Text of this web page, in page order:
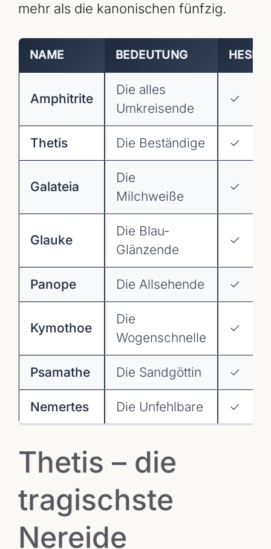
mehr als die kanonischen fünfzig.
NAME BEDEUTUNG
Amphitrite
Die alles
Umkreisende
✓
Thetis Die Beständige ✓
Galateia
Die
Milchweiße
✓
Glauke
Die Blau-
Glänzende
✓
Panope Die Allsehende ✓
Kymothoe
Die
Wogenschnelle
✓
Psamathe Die Sandgöttin ✓
Nemertes Die Unfehlbare ✓
Thetis – die
tragischste
Nereide